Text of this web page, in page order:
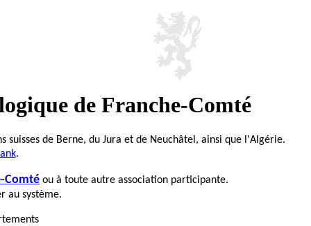
de Franche-Comté
de Berne, du Jura et de Neuchâtel, ainsi que l'Algérie.
.
Comté ou à toute autre association participante.
au système.